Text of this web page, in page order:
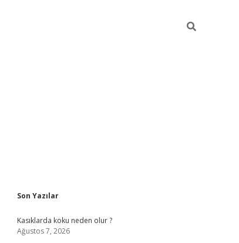
Sidebar
Son Yazılar
Kasıklarda koku neden olur ?
Ağustos 7, 2026